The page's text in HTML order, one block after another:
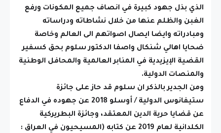
الذي بذل جهود كبيرة في انصاف جميع المكونات ورفع
الغبن والظلم عنها من خلال نشاطاته ودراساته
ومبادراته وايضا ايصال اصواتهم الى العالم وخاصة
ضحايا اهالي شنكال واصفا الدكتور سلوم بحق كسفير
القضية الإيزيدية في المنابر العالمية والمحافل الوطنية
والمنصات الدولية.
ومن الجدير بالذكر ان سلوم قد حاز على جائزة
ستيفانوس الدولية / أوسلو 2018 عن جهوده في الدفاع
عن قضايا حرية الدين المعتقد، وجائزة البطريركية
الكلدانية لعام 2019 عن كتابه (المسيحيون في العراق :